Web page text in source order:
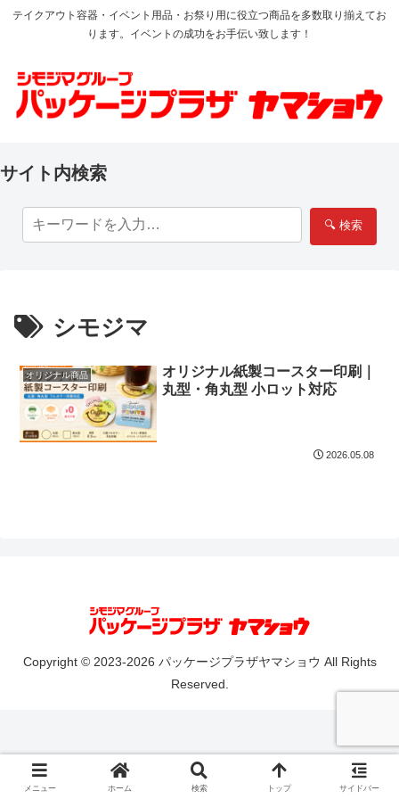
テイクアウト容器・イベント用品・お祭り用に役立つ商品を多数取り揃えてお
ります。イベントの成功をお手伝い致します！
サイト内検索
🔍 検索
シモジマ
オリジナル商品
オリジナル紙製コースター印刷｜
丸型・角丸型 小ロット対応
2026.05.08
Copyright © 2023-2026 パッケージプラザヤマショウ All Rights
Reserved.
メニュー ホーム 検索 トップ サイドバー